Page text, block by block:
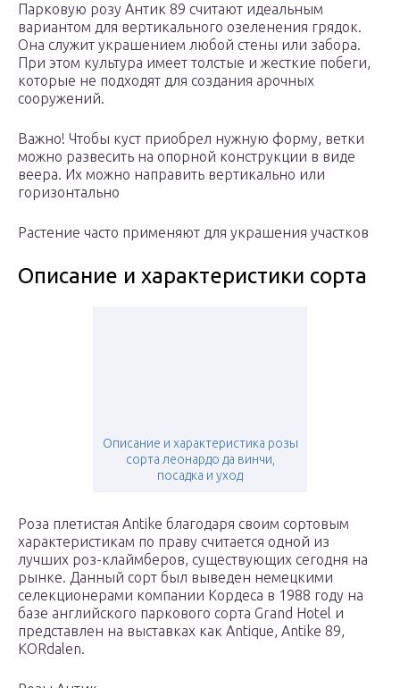
Парковую розу Антик 89 считают идеальным
вариантом для вертикального озеленения грядок.
Она служит украшением любой стены или забора.
При этом культура имеет толстые и жесткие побеги,
которые не подходят для создания арочных
сооружений.
Важно! Чтобы куст приобрел нужную форму, ветки
можно развесить на опорной конструкции в виде
веера. Их можно направить вертикально или
горизонтально
Растение часто применяют для украшения участков
Описание и характеристики сорта
Описание и характеристика розы
сорта леонардо да винчи,
посадка и уход
Роза плетистая Antike благодаря своим сортовым
характеристикам по праву считается одной из
лучших роз-клаймберов, существующих сегодня на
рынке. Данный сорт был выведен немецкими
селекционерами компании Кордеса в 1988 году на
базе английского паркового сорта Grand Hotel и
представлен на выставках как Antique, Antike 89,
KORdalen.